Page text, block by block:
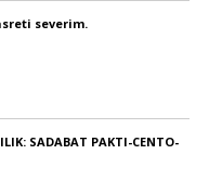
severim.
SADABAT PAKTI-CENTO-